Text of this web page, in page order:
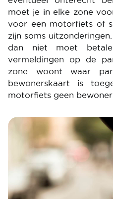
moet je in elke zone
voor een motorfiets of
zijn soms
dan niet moet
vermeldingen op de
zone woont waar
bewonerskaart is
motorfiets geen
Image